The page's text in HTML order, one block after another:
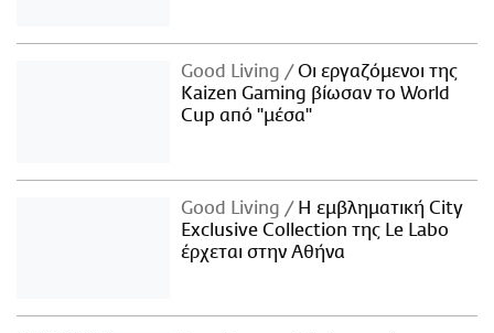
Good Living
Οι εργαζόμενοι της
Kaizen Gaming βίωσαν το World
Cup από "μέσα"
Good Living
Η εμβληματική City
Exclusive Collection της Le Labo
έρχεται στην Αθήνα